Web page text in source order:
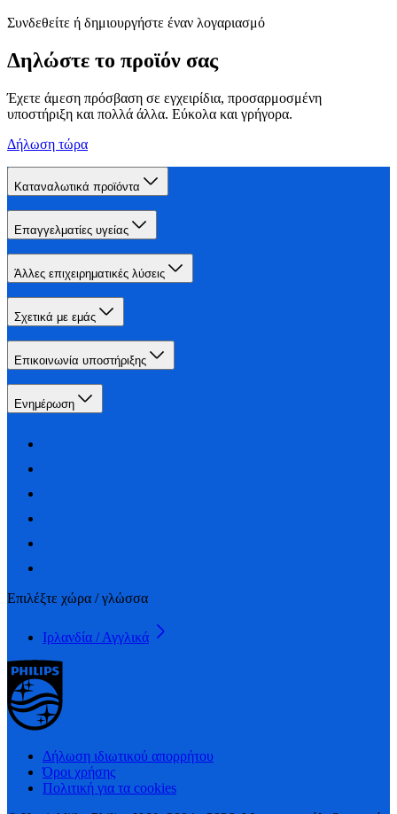
Συνδεθείτε ή δημιουργήστε έναν λογαριασμό
Δηλώστε το προϊόν σας
Έχετε άμεση πρόσβαση σε εγχειρίδια, προσαρμοσμένη
υποστήριξη και πολλά άλλα. Εύκολα και γρήγορα.
Δήλωση τώρα
Καταναλωτικά προϊόντα
Επαγγελματίες υγείας
Άλλες επιχειρηματικές λύσεις
Σχετικά με εμάς
Επικοινωνία υποστήριξης
Ενημέρωση
Επιλέξτε χώρα / γλώσσα
Ιρλανδία / Αγγλικά
Δήλωση ιδιωτικού απορρήτου
Όροι χρήσης
Πολιτική για τα cookies